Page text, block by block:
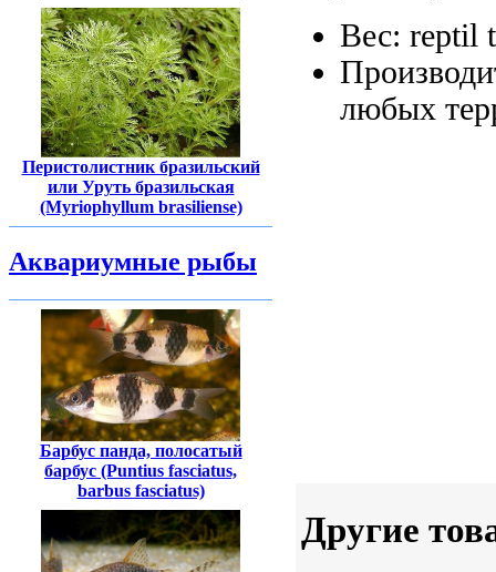
Перистолистник бразильский
или Уруть бразильская
(Myriophyllum brasiliense)
Аквариумные рыбы
Барбус панда, полосатый
барбус (Puntius fasciatus,
barbus fasciatus)
Вес: reptil
любых
Другие